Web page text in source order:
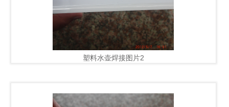
塑料水壶焊接图片2